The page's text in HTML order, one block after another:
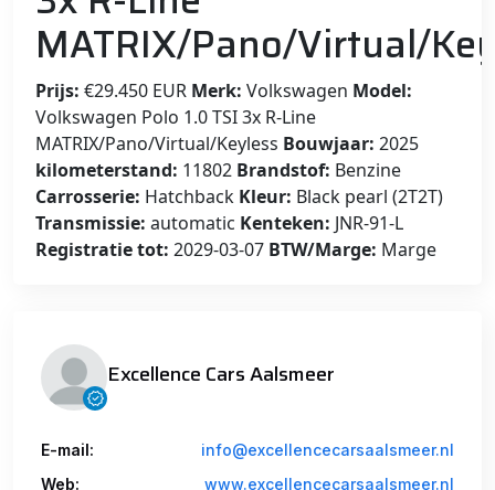
MATRIX/Pano/Virtual/
Prijs: €29.450 EUR Merk: Volkswagen Model:
Volkswagen Polo 1.0 TSI 3x R-Line
MATRIX/Pano/Virtual/Keyless Bouwjaar: 2025
kilometerstand: 11802 Brandstof: Benzine
Carrosserie: Hatchback Kleur: Black pearl (2T2T)
Transmissie: automatic Kenteken: JNR-91-L
Registratie tot: 2029-03-07 BTW/Marge: Marge
Excellence Cars Aalsmeer
E-mail:
info@excellencecarsaalsmeer.nl
Web:
www.excellencecarsaalsmeer.nl